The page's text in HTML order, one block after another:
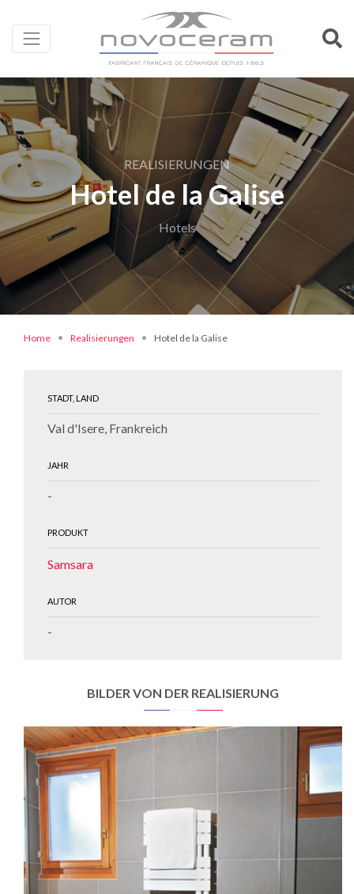
REALISIERUNGEN
Hotel de la Galise
Hotels
Home Realisierungen Hotel de la Galise
STADT, LAND
Val d'Isere, Frankreich
JAHR
-
PRODUKT
Samsara
AUTOR
-
BILDER VON DER REALISIERUNG